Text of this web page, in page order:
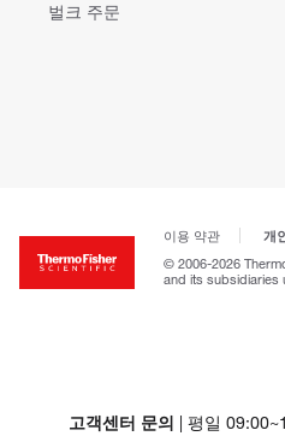
벌크 주문
이용 약관 개
© 2006-2026
and its subsidiaries
고객센터 문의 | 평일